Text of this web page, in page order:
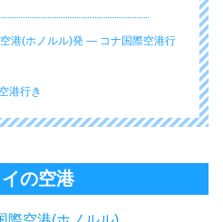
港(ホノルル)発 ― コナ国際空港行
港行き
の空港